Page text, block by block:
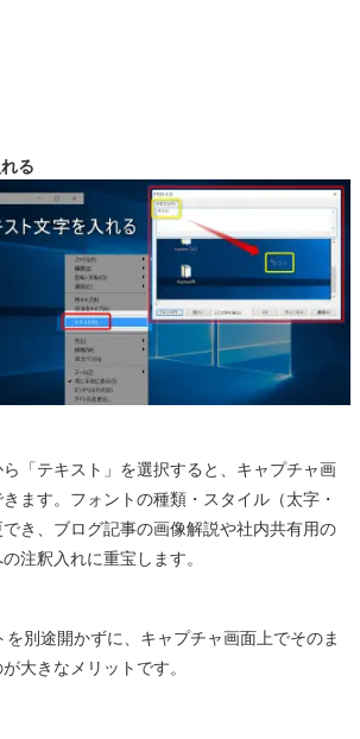
る
「テキスト」を選択すると、キャプチャ画
ます。フォントの種類・スタイル（太字・
き、ブログ記事の画像解説や社内共有用の
注釈入れに重宝します。
を別途開かずに、キャプチャ画面上でそのま
大きなメリットです。